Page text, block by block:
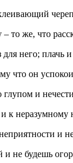
то же, что
него; плачь
что он
и
к неразумному
и
не будешь